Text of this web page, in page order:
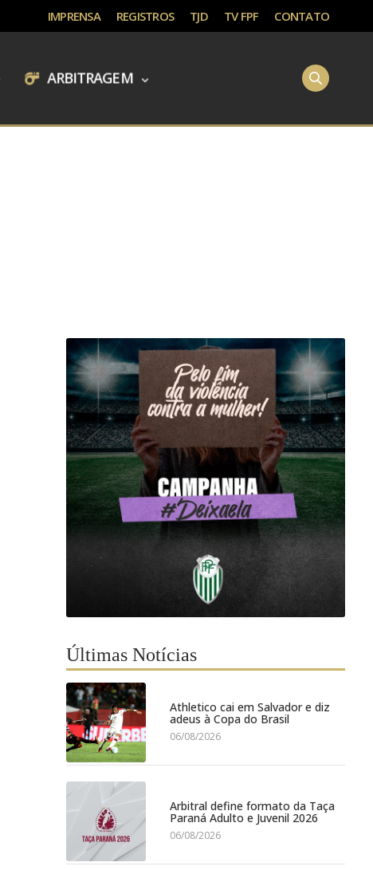
IMPRENSA REGISTROS TJD TV FPF CONTATO
ARBITRAGEM
Últimas Notícias
Athletico cai em Salvador e diz
adeus à Copa do Brasil
06/08/2026
Arbitral define formato da Taça
Paraná Adulto e Juvenil 2026
06/08/2026